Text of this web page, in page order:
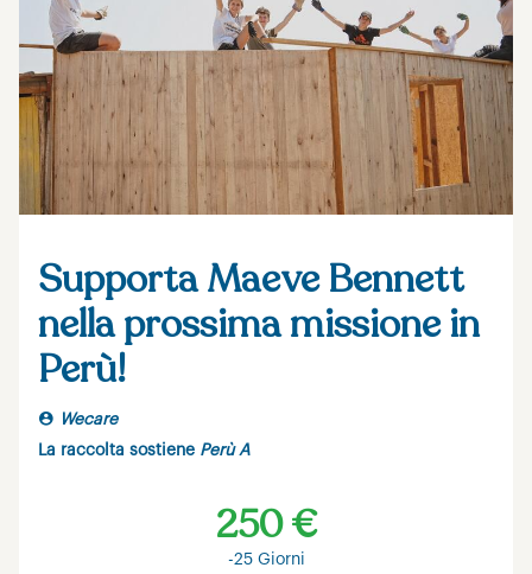
Supporta Maeve Bennett
nella prossima missione in
Perù!
Wecare
La raccolta sostiene Perù A
250 €
-25 Giorni